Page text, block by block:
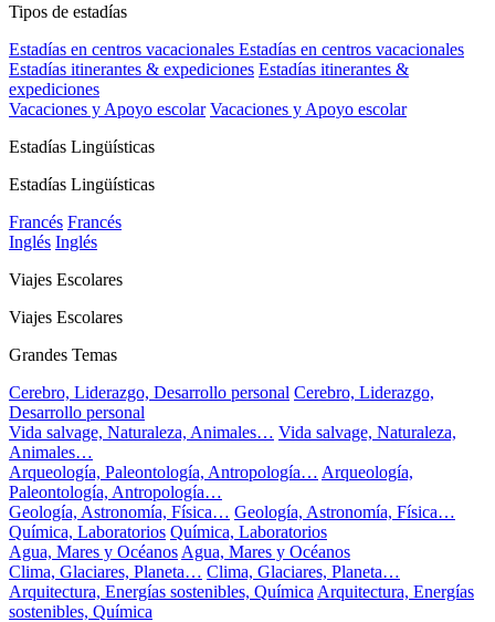
Tipos de estadías
Estadías en centros vacacionales Estadías en centros vacacionales
Estadías itinerantes & expediciones Estadías itinerantes &
expediciones
Vacaciones y Apoyo escolar Vacaciones y Apoyo escolar
Estadías Lingüísticas
Estadías Lingüísticas
Francés Francés
Inglés Inglés
Viajes Escolares
Viajes Escolares
Grandes Temas
Cerebro, Liderazgo, Desarrollo personal Cerebro, Liderazgo,
Desarrollo personal
Vida salvage, Naturaleza, Animales… Vida salvage, Naturaleza,
Animales…
Arqueología, Paleontología, Antropología… Arqueología,
Paleontología, Antropología…
Geología, Astronomía, Física… Geología, Astronomía, Física…
Química, Laboratorios Química, Laboratorios
Agua, Mares y Océanos Agua, Mares y Océanos
Clima, Glaciares, Planeta… Clima, Glaciares, Planeta…
Arquitectura, Energías sostenibles, Química Arquitectura, Energías
sostenibles, Química